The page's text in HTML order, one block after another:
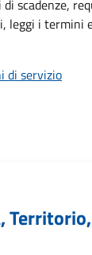
scadenze,
leggi i termini
di servizio